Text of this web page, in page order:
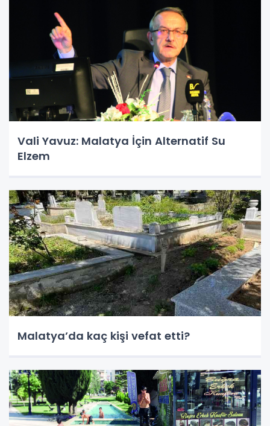
Vali Yavuz: Malatya İçin Alternatif Su
Elzem
Malatya’da kaç kişi vefat etti?